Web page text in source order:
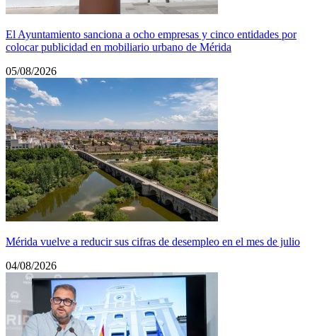
El Ayuntamiento sanciona a ocho empresas y cinco entidades por
colocar publicidad en mobiliario urbano de Mérida
05/08/2026
Mérida vuelve a reducir sus cifras de desempleo en el mes de julio
04/08/2026